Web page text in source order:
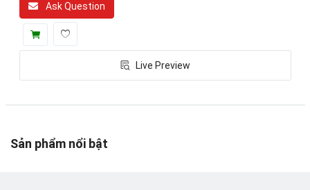
Login
Register
Location
VND (₫)
Ask Question
Live Preview
Sản phẩm nổi bật